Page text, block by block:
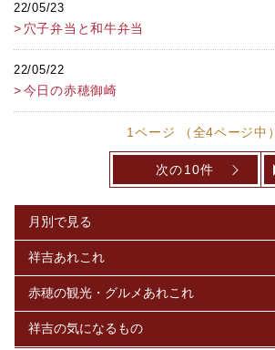
22/05/23
穴子弁当と和牛弁当
22/05/22
今日の赤穂御崎
1ページ （全4ページ中）
次の10件